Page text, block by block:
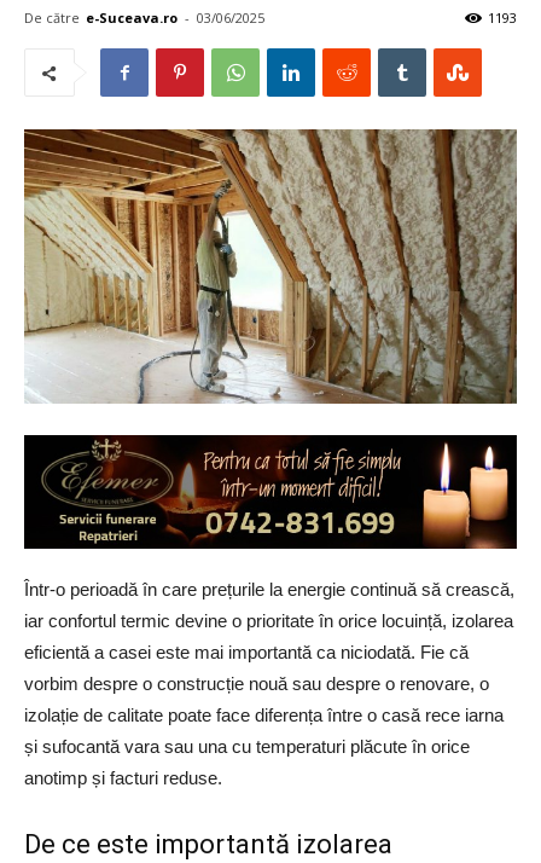
De către e-Suceava.ro - 03/06/2025 1193
Într-o perioadă în care prețurile la energie continuă să crească,
iar confortul termic devine o prioritate în orice locuință, izolarea
eficientă a casei este mai importantă ca niciodată. Fie că
vorbim despre o construcție nouă sau despre o renovare, o
izolație de calitate poate face diferența între o casă rece iarna
și sufocantă vara sau una cu temperaturi plăcute în orice
anotimp și facturi reduse.
De ce este importantă izolarea